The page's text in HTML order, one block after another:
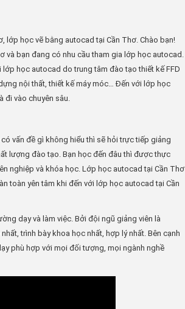
lớp học vẽ bằng autocad tại Cần Thơ. Chào bạn!
và bạn đang có nhu cầu tham gia lớp học autocad.
học autocad do trung tâm đào tạo thiết kế FFD
nội thất, thiết kế máy móc… Đến với lớp học
đi vào chuyên sâu.
vấn đề gì không hiểu thì sẽ hỏi trực tiếp giảng
lượng đào tạo. Bạn học đến đâu thì được thực
nghiệp và khóa học. Lớp học autocad tại Cần Thơ
toàn yên tâm khi đến với lớp học autocad tại Cần
dạy và làm việc. Bởi đội ngũ giảng viên là
trình bày khoa học nhất, hợp lý nhất. Bên cạnh
phù hợp với mọi đối tượng, mọi ngành nghề